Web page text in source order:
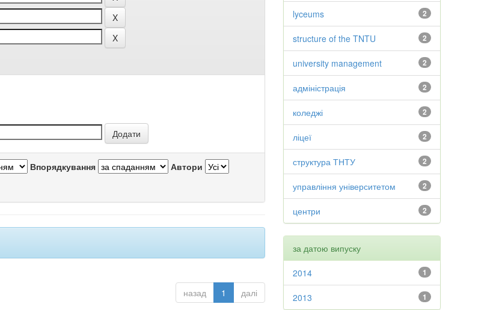
Впорядкування Автори
назад 1 далі
2
lyceums
2
structure of the TNTU
2
university management
2
адміністрація
2
коледжі
2
ліцеї
2
структура ТНТУ
2
управління університетом
2
центри
за датою випуску
1
2014
1
2013